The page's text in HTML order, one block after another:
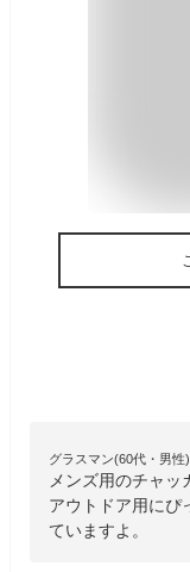
グラスマン(60代・男性)
メンズ用のチャッ
アウトドア用にぴ
ていますよ。